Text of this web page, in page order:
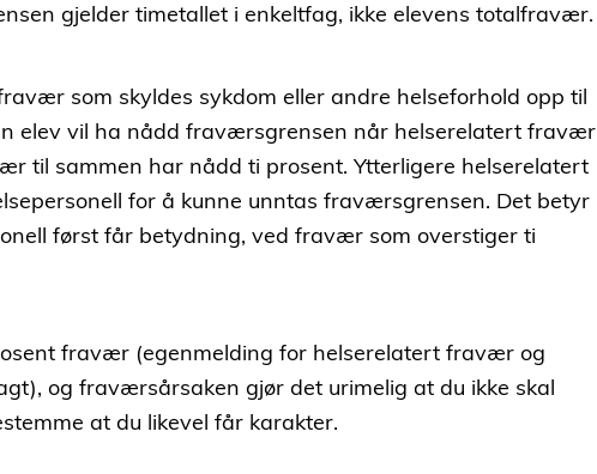
gjelder timetallet i enkeltfag, ikke elevens totalfravær.
som skyldes sykdom eller andre helseforhold opp til
elev vil ha nådd fraværsgrensen når helserelatert fravær
til sammen har nådd ti prosent. Ytterligere helserelatert
for å kunne unntas fraværsgrensen. Det betyr
først får betydning, ved fravær som overstiger ti
fravær (egenmelding for helserelatert fravær og
og fraværsårsaken gjør det urimelig at du ikke skal
at du likevel får karakter.